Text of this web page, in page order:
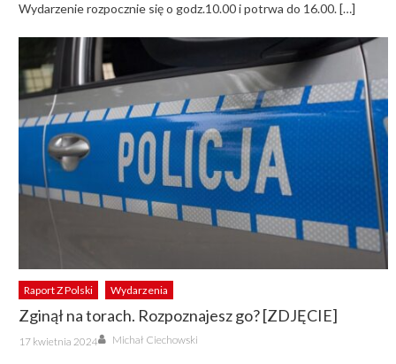
Wydarzenie rozpocznie się o godz.10.00 i potrwa do 16.00. […]
Raport Z Polski Wydarzenia
Zginął na torach. Rozpoznajesz go? [ZDJĘCIE]
Posted
on
17 kwietnia 2024 Author
Michał Ciechowski